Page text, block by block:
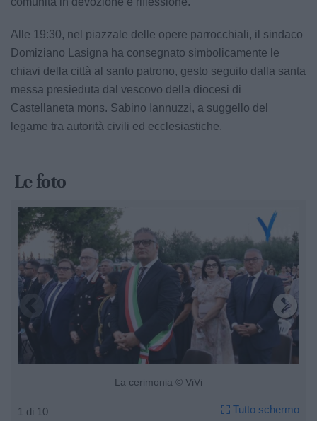
Alle 19:30, nel piazzale delle opere parrocchiali, il sindaco
Domiziano Lasigna ha consegnato simbolicamente le
chiavi della città al santo patrono, gesto seguito dalla santa
messa presieduta dal vescovo della diocesi di
Castellaneta mons. Sabino Iannuzzi, a suggello del
legame tra autorità civili ed ecclesiastiche.
Le foto
La cerimonia © ViVi
1 di 10 Tutto schermo